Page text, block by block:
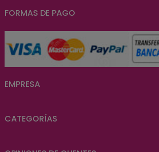
FORMAS DE PAGO
EMPRESA
CATEGORÍAS